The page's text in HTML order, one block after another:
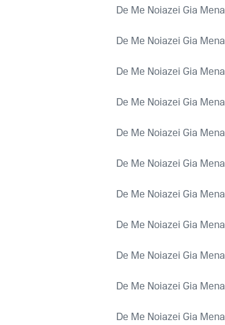
De Me Noiazei Gia Mena
De Me Noiazei Gia Mena
De Me Noiazei Gia Mena
De Me Noiazei Gia Mena
De Me Noiazei Gia Mena
De Me Noiazei Gia Mena
De Me Noiazei Gia Mena
De Me Noiazei Gia Mena
De Me Noiazei Gia Mena
De Me Noiazei Gia Mena
De Me Noiazei Gia Mena